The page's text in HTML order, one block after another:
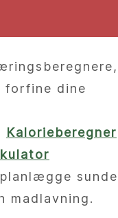
forfine dine
Kalorieberegner
sunde
madlavning.